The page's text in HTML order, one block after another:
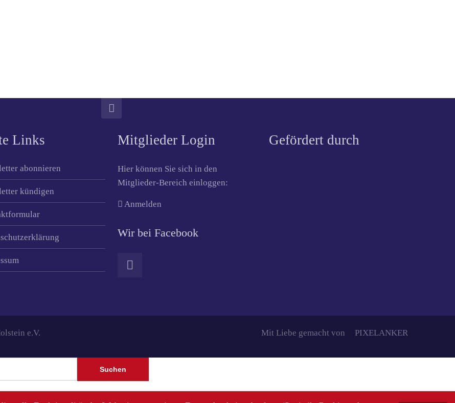
Links
abonnieren
kündigen
Mitglieder Login
Hier können Sie sich in den
Mitglieder-Bereich einloggen:
Anmelden
Wir bei Facebook
Gefördert durch
e.V. Mit Liebe gemacht von PIXELANKER
Suchen